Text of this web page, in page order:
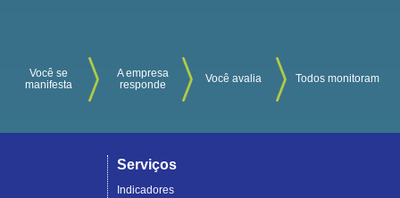
Você se
manifesta
A empresa
responde
Você avalia Todos monitoram
Serviços
Indicadores